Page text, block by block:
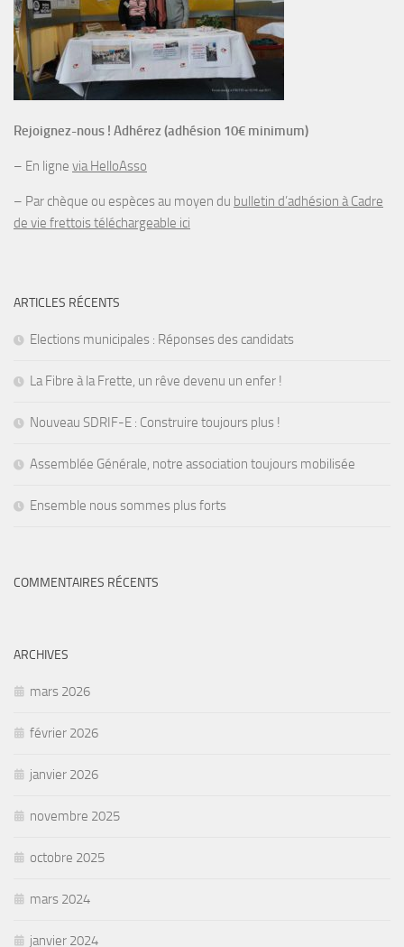
Rejoignez-nous ! Adhérez (adhésion 10€ minimum)
– En ligne via HelloAsso
– Par chèque ou espèces au moyen du bulletin d’adhésion à Cadre
de vie frettois téléchargeable ici
ARTICLES RÉCENTS
Elections municipales : Réponses des candidats
La Fibre à la Frette, un rêve devenu un enfer !
Nouveau SDRIF-E : Construire toujours plus !
Assemblée Générale, notre association toujours mobilisée
Ensemble nous sommes plus forts
COMMENTAIRES RÉCENTS
ARCHIVES
mars 2026
février 2026
janvier 2026
novembre 2025
octobre 2025
mars 2024
janvier 2024